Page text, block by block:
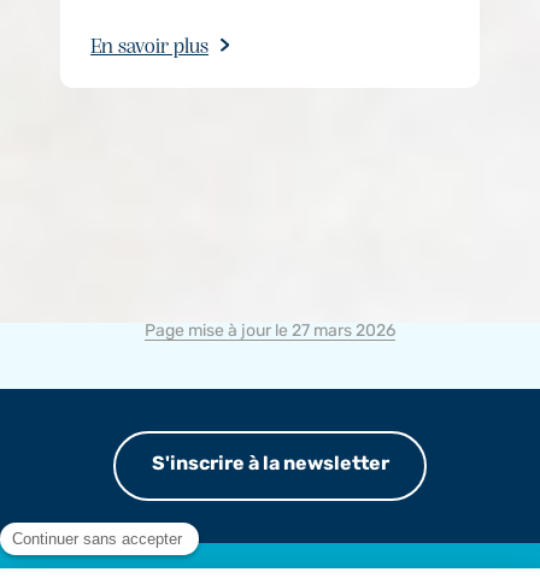
En savoir plus
Page mise à jour le 27 mars 2026
S'inscrire à la newsletter